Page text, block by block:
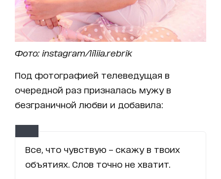
Фото: instagram/liliia.rebrik
Под фотографией телеведущая в
очередной раз призналась мужу в
безграничной любви и добавила:
Все, что чувствую – скажу в твоих
объятиях. Слов точно не хватит.